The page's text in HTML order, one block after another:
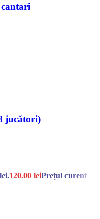
jucători)
120.00 leiPrețul curent